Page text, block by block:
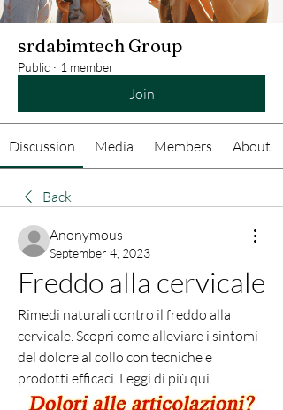
srdabimtech Group
Public · 1 member
Join
Discussion Media Members About
Back
Anonymous
September 4, 2023
Freddo alla cervicale
Rimedi naturali contro il freddo alla
cervicale. Scopri come alleviare i sintomi
del dolore al collo con tecniche e
prodotti efficaci. Leggi di più qui.